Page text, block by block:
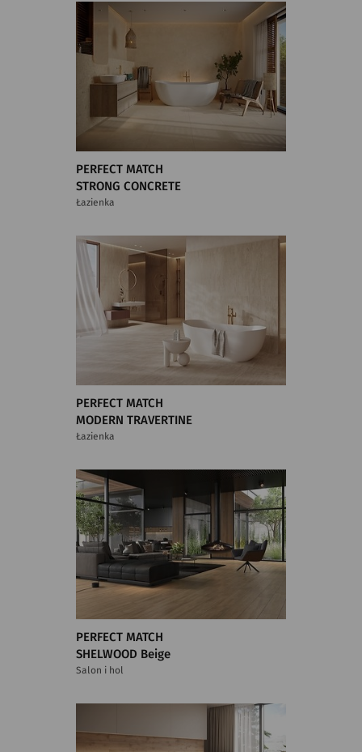
PERFECT MATCH
STRONG CONCRETE
Łazienka
PERFECT MATCH
MODERN TRAVERTINE
Łazienka
PERFECT MATCH
SHELWOOD Beige
Salon i hol